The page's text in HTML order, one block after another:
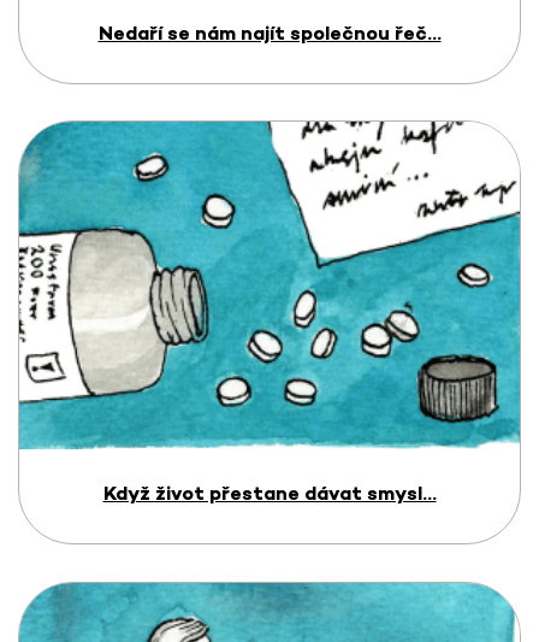
Nedaří se nám najít společnou řeč...
Když život přestane dávat smysl...